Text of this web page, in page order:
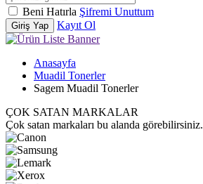
Beni Hatırla Şifremi Unuttum
Giriş Yap Kayıt Ol
Anasayfa
Muadil Tonerler
Sagem Muadil Tonerler
ÇOK SATAN MARKALAR
Çok satan markaları bu alanda görebilirsiniz.